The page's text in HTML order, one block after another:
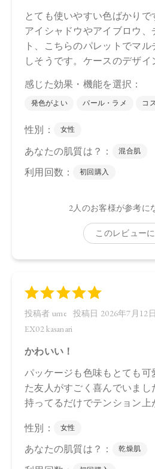
インジカ種子油、グリチルリチン
種子油、カニナバラ果実油、トコ
ン酸水添ヒマシ油、カルナウバロ
化チタン、酸化鉄、ホウケイ酸（
（右上）ラウリン酸ヘキシル、ト
グリセリル、炭酸ジカプリリル、
菌発酵液、アルガニアスピノサ核
ンジカ種子油、グリチルリチン酸
子油、カニナバラ果実油、水酸化Al
ホウケイ酸（Ca/Al）、酸化鉄
【店舗発売日】
CosmeKitchen 2026/6/26
Biop 2026/6/26
※店舗での取り扱いや詳しい在庫状
舗にお問い合わせください。
※発売日は予告なく変更する可能性
承ください。
※通常はご注文より１～３営業日で
商品によっては、お届けまで１～